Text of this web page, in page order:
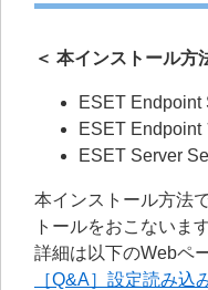
＜ 本インストール方
ESET Endpoint
ESET Endpoint
ESET Server
本インストール方法
トールをおこないます
詳細は以下のWebペ
［Q&A］設定読み込